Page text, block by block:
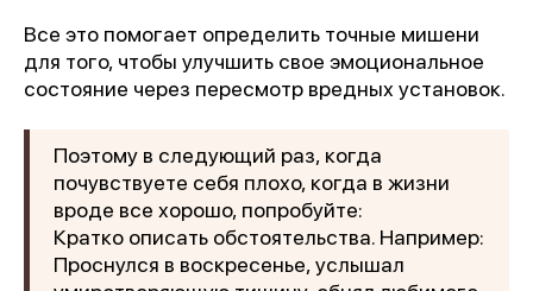
Все это помогает определить точные мишени
для того, чтобы улучшить свое эмоциональное
состояние через пересмотр вредных установок.
Поэтому в следующий раз, когда
почувствуете себя плохо, когда в жизни
вроде все хорошо, попробуйте:
Кратко описать обстоятельства. Например:
Проснулся в воскресенье, услышал